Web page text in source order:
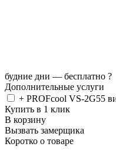
будние дни — бесплатно ?
Дополнительные услуги
+ PROFcool VS-2G55
Купить в 1 клик
В корзину
Вызвать замерщика
Коротко о товаре